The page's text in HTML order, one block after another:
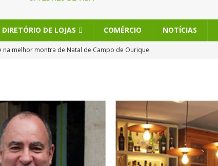
DIRETÓRIO DE LOJAS COMÉRCIO NOTÍCIAS
na melhor montra de Natal de Campo de Ourique
de Campo de Ourique entre as melhores tascas
da Rua Ferreira Borges arranca no início de 2026